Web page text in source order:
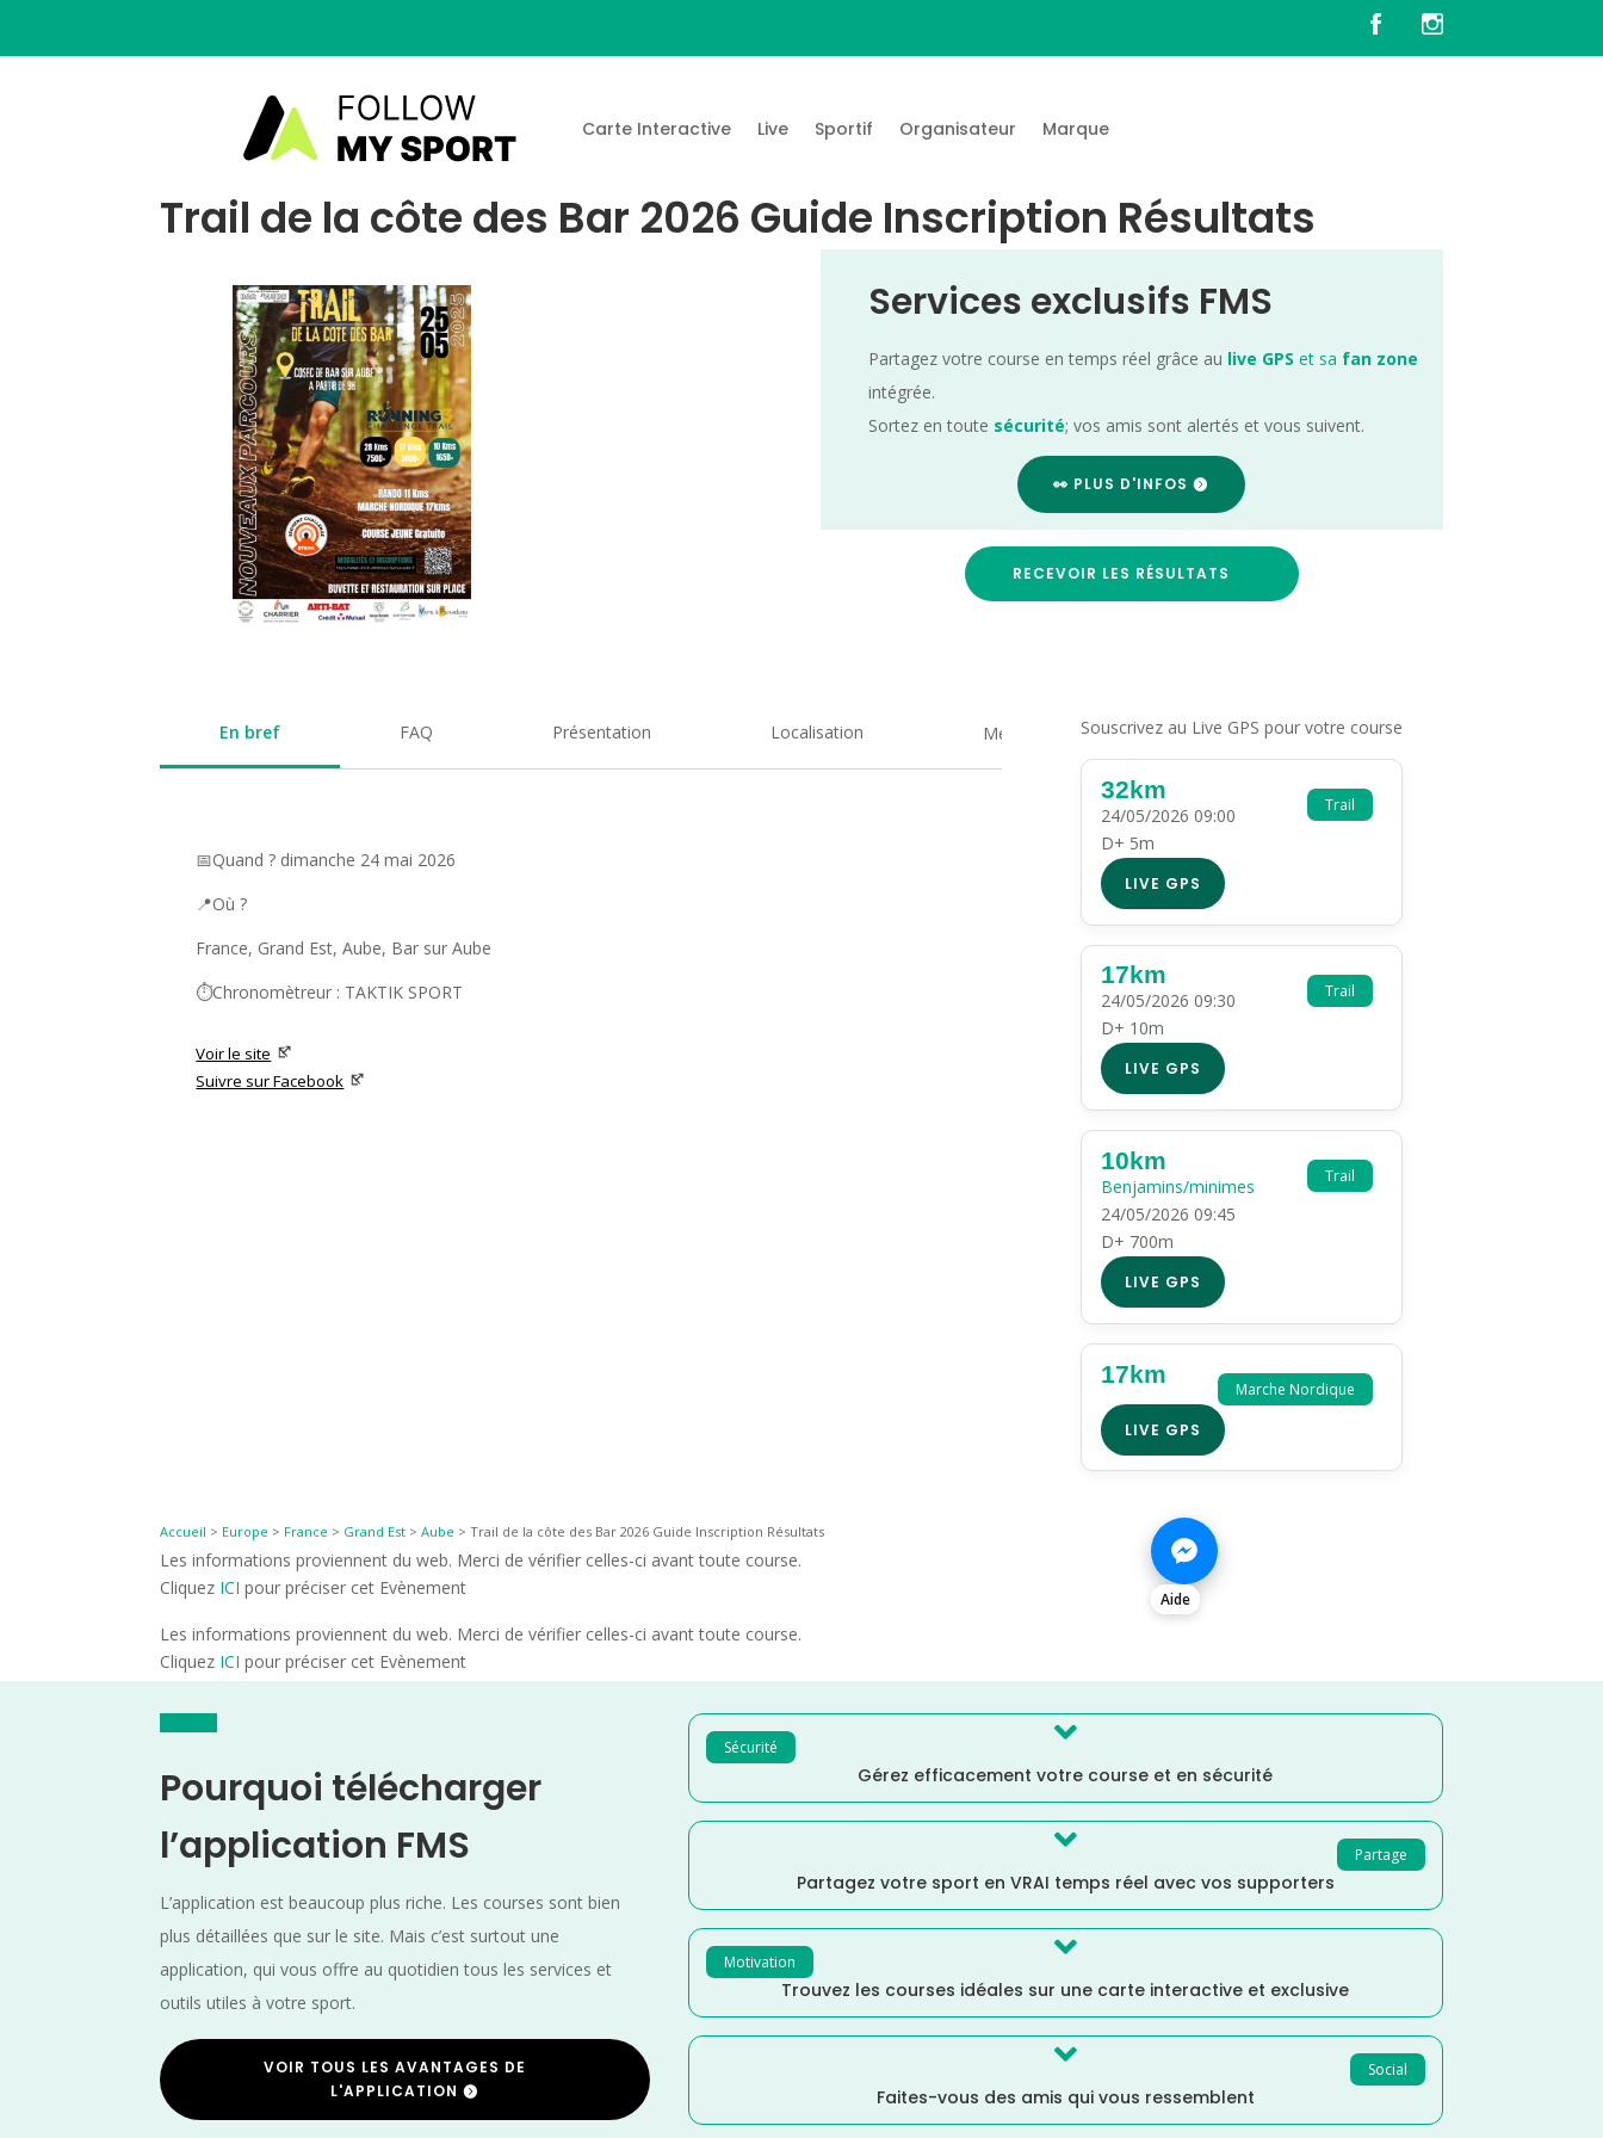
Carte Interactive Live Sportif Organisateur Marque
Trail de la côte des Bar 2026 Guide Inscription Résultats
Services exclusifs FMS
Partagez votre course en temps réel grâce au live GPS et sa fan zone
intégrée.
Sortez en toute sécurité; vos amis sont alertés et vous suivent.
👀 PLUS D'INFOS
RECEVOIR LES RÉSULTATS
En bref FAQ Présentation Localisation Medias
📅Quand ? dimanche 24 mai 2026
📍Où ?
France, Grand Est, Aube, Bar sur Aube
⏱️Chronomètreur : TAKTIK SPORT
Voir le site
Suivre sur Facebook
Souscrivez au Live GPS pour votre course
Trail
32km
24/05/2026 09:00
D+ 5m
LIVE GPS
Trail
17km
24/05/2026 09:30
D+ 10m
LIVE GPS
Trail
10km
Benjamins/minimes
24/05/2026 09:45
D+ 700m
LIVE GPS
Marche Nordique
17km
LIVE GPS
Accueil > Europe > France > Grand Est >Aube >Trail de la côte des Bar 2026 Guide Inscription Résultats
Les informations proviennent du web. Merci de vérifier celles-ci avant toute course.
Cliquez ICI pour préciser cet Evènement
Les informations proviennent du web. Merci de vérifier celles-ci avant toute course.
Cliquez ICI pour préciser cet Evènement
Aide
Pourquoi télécharger
l’application FMS
L’application est beaucoup plus riche. Les courses sont bien
plus détaillées que sur le site. Mais c’est surtout une
application, qui vous offre au quotidien tous les services et
outils utiles à votre sport.
VOIR TOUS LES AVANTAGES DE
L'APPLICATION
Sécurité 
Gérez efficacement votre course et en sécurité
Partage

Partagez votre sport en VRAI temps réel avec vos supporters
Motivation 
Trouvez les courses idéales sur une carte interactive et exclusive
Social

Faites-vous des amis qui vous ressemblent